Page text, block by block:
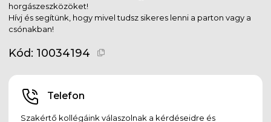
horgászeszközöket!
Hívj és segítünk, hogy mivel tudsz sikeres lenni a parton vagy a
csónakban!
Kód: 10034194
Telefon
Szakértő kollégáink válaszolnak a kérdéseidre és